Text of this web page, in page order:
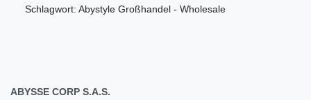
Schlagwort: Abystyle Großhandel - Wholesale
ABYSSE CORP S.A.S.